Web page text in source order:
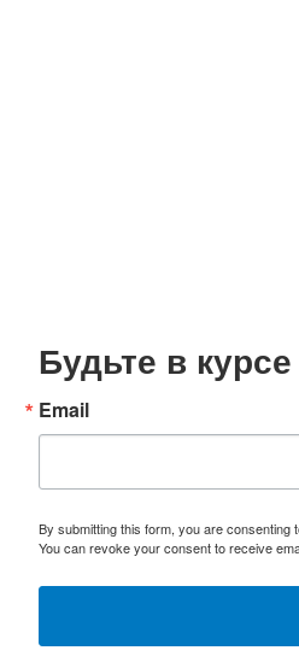
Будьте в
Email
By submitting this form, you are
You can revoke your consent to receive